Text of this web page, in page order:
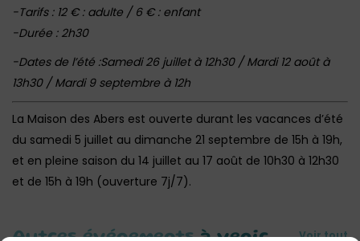
-Tarifs : 12 € : adulte / 6 € : enfant
-Durée : 2h30
-Dates de l’été :Samedi 26 juillet à 12h30 / Mardi 12 août à
13h30 / Mardi 9 septembre à 12h
La Maison des Abers est ouverte durant les vacances d’été
du samedi 5 juillet au dimanche 21 septembre de 15h à 19h,
et en pleine saison du 14 juillet au 17 août de 10h30 à 12h30
et de 15h à 19h (ouverture 7j/7).
Autres événementsà venir Voir tout